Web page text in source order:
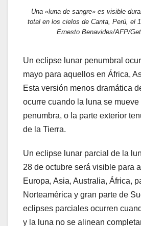
Una «luna de sangre» es visible
total en los cielos de Canta, Perú, el
Ernesto Benavides/AFP/
Un eclipse lunar penumbral
mayo para aquellos en África,
Esta versión menos dramática
ocurre cuando la luna se mueve
penumbra, o la parte exterior
de la Tierra.
Un eclipse lunar parcial de la
28 de octubre será visible para
Europa, Asia, Australia, África,
Norteamérica y gran parte de
eclipses parciales ocurren
y la luna no se alinean